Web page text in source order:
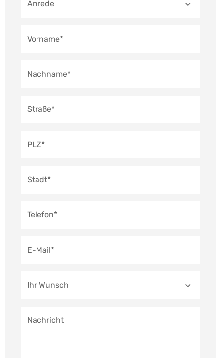
und in den Garten. Im Obergeschoss befinden sich
Obergeschoss links ist ca. 64 m² groß und verteilt
und großem Balkon. Die andere Wohnung im OG
Wohnküche, Diele, Bad und einen Balkon mit
der ursprünglichen Werkstatt ist.
Trockenraum sowie der Garten.
daher gut für Kapitalanleger an.
Anrede
Vorname*
Nachname*
Straße*
PLZ*
Stadt*
Telefon*
E-Mail*
Ihr Wunsch
Nachricht